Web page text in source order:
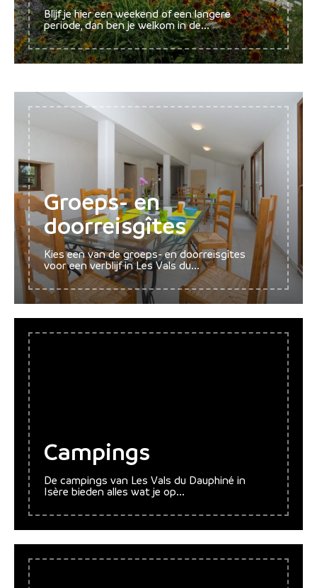
Blijf je hier een weekend of een langere
periode, dan ben je welkom in de...
Buitengewone
nachten
Beleef een buitengewone nacht in Les Vals du
Dauphiné, in Isère. Get...
Groeps- en
doorreisgîtes
Kies een van de groeps- en doorreisgîtes
voor een verblijf in Les Vals du...
Campings
De campings van Les Vals du Dauphiné in
Isère bieden alles wat je op...